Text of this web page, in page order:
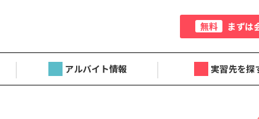
無料 まずは
アルバイト情報 実習先を探